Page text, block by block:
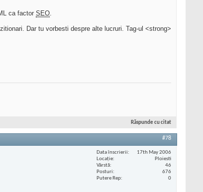
ca factor SEO.
Dar tu vorbesti despre alte lucruri. Tag-ul <strong>
Răspunde cu citat
#78
Data înscrierii
17th May 2006
Locaţie
Ploiesti
Vârstă
46
Posturi
676
Putere Rep
0